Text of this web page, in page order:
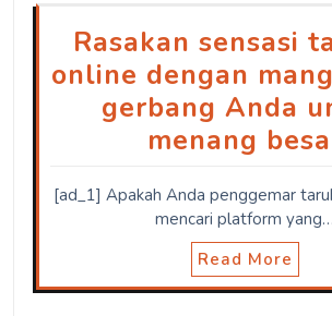
Rasakan sensasi
online dengan
gerbang Anda
menang
[ad_1] Apakah Anda penggemar
mencari platform yang…
Read More